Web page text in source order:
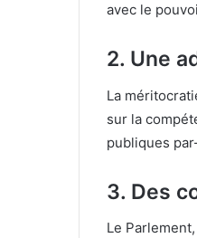
avec le
2. Une
La
sur la
publiques
3. Des
Le